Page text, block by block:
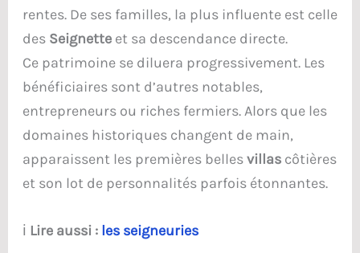
rentes. De ses familles, la plus influente est celle
des Seignetteet sa descendance directe.
Ce patrimoine se diluera progressivement. Les
bénéficiaires sont d’autres notables,
entrepreneurs ou riches fermiers. Alors que les
domaines historiques changent de main,
apparaissent les premières bellesvillascôtières
et son lot de personnalités parfois étonnantes.
ℹ️ Lire aussi : les seigneuries